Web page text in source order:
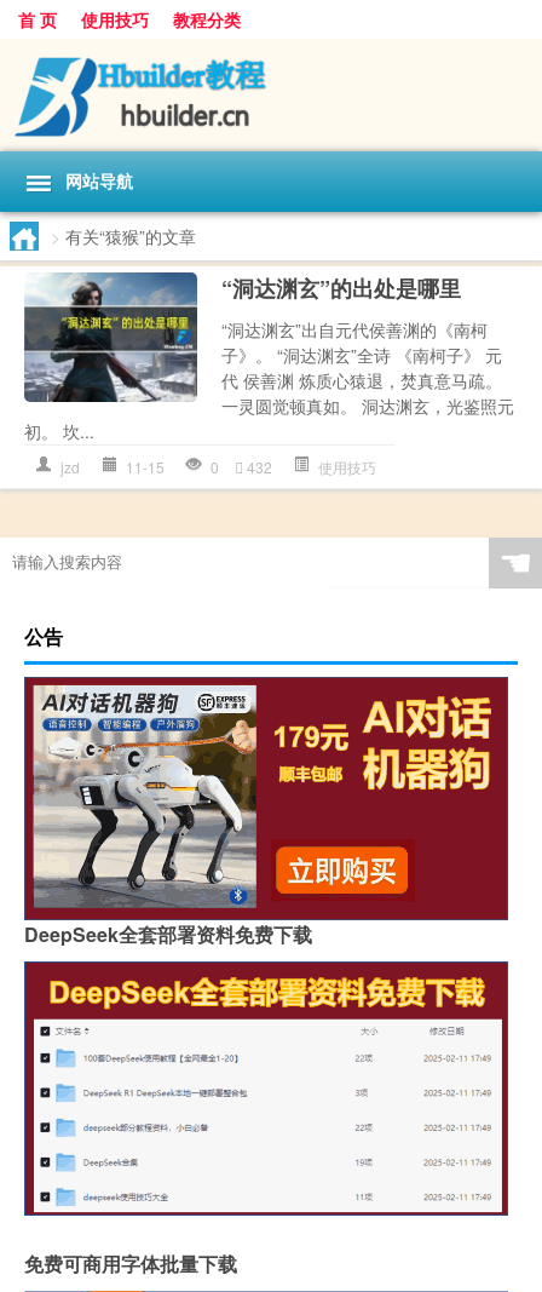
首 页 使用技巧 教程分类
网站导航
> 有关“猿猴”的文章
“洞达渊玄”的出处是哪里
“洞达渊玄”出自元代侯善渊的《南柯
子》。 “洞达渊玄”全诗 《南柯子》 元
代 侯善渊 炼质心猿退，焚真意马疏。
一灵圆觉顿真如。 洞达渊玄，光鉴照元
初。 坎...
jzd 11-15 0 432 使用技巧
☚
公告
DeepSeek全套部署资料免费下载
免费可商用字体批量下载